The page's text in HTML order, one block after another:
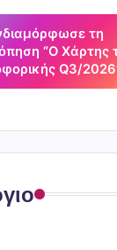
τη
“Ο Χάρτης
Q3/